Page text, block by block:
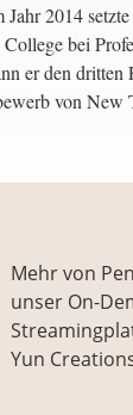
2014 setzte
bei
er den dritten
von New
Mehr von
unser On-
Yun